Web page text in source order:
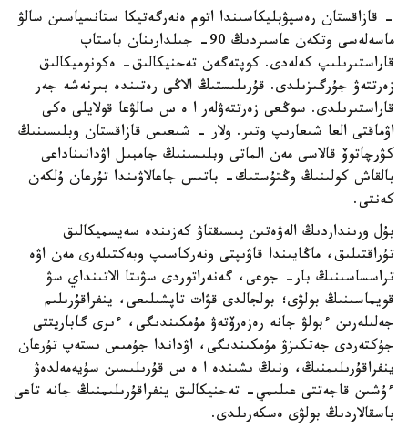
- قازاقستان رەسپۋبليكاسىندا اتوم ەنەرگەتيكا ستانسياسىن سالۋ
ماسەلەسى وتكەن عاسىردىڭ 90- جىلدارىنان باستاپ
قاراستىرىلىپ كەلەدى. كوپتەگەن تەحنيكالىق- ەكونوميكالىق
زەرتتەۋ جۇرگىزىلدى. قۇرىلىستىڭ الاڭى رەتىندە بىرنەشە جەر
قاراستىرىلدى. سوڭعى زەرتتەۋلەر ا ە س سالۋعا قولايلى ەكى
اۋماقتى العا شىعارىپ وتىر. ولار - شىعىس قازاقستان وبلىسىنىڭ
كۋرچاتوۆ قالاسى مەن الماتى وبلىسىنىڭ جامبىل اۋدانىناداعى
بالقاش كولىنىڭ وڭتۇستىك- باتىس جاعالاۋىندا تۇرعان ۇلكەن
كەنتى.
بۇل ورىنداردىڭ الەۋەتىن پىسىقتاۋ كەزىندە سەيسميكالىق
تۇراقتىلىق، ماڭايىندا قاۋىپتى ونەركاسىپ وبەكتىلەرى مەن اۋە
تراسساسىنىڭ بار- جوعى، گەنەراتوردى سۋىتا الاتىنداي سۋ
قويماسىنىڭ بولۋى؛ بولجالدى قۋات تاپشىلىعى، ينفراقۇرىلىم
جەلىلەرىن ءبولۋ جانە رەزەرۆتەۋ مۇمكىندىگى، ءىرى گاباريتتى
جۇكتەردى جەتكىزۋ مۇمكىندىگى، اۋداندا جۇمىس ىستەپ تۇرعان
ينفراقۇرىلىمنىڭ، ونىڭ ىشىندە ا ە س قۇرىلىسىن سۇيەمەلدەۋ
ءۇشىن قاجەتتى عىلىمي- تەحنيكالىق ينفراقۇرىلىمنىڭ جانە تاعى
باسقالاردىڭ بولۋى ەسكەرىلدى.